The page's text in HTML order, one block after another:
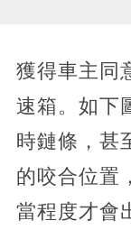
獲得車主同
速箱。如下
時鏈條，甚
的咬合位置
當程度才會